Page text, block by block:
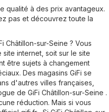
qualité à des prix avantageux.
pas et découvrez toute la
Châtillon-sur-Seine ? Vous
internet, soit sur le site
être sujets à changement
Des magasins GiFi se
d'autres villes françaises,
de GiFi Châtillon-sur-Seine .
réduction. Mais si vous